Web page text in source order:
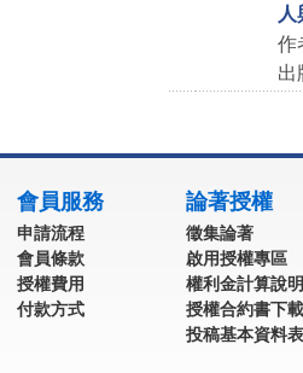
作
出
會員服務
申請流程
會員條款
授權費用
付款方式
論著授權
徵集論著
啟用授權專區
權利金計算說明
授權合約書下載
投稿基本資料表